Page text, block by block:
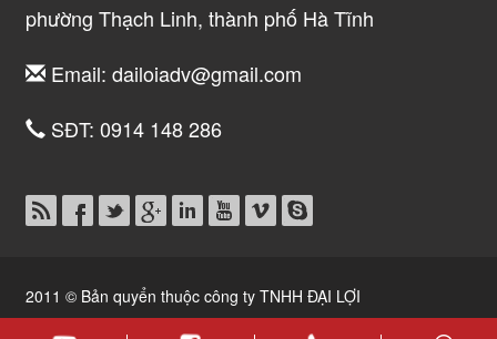
phường Thạch Linh, thành phố Hà Tĩnh
Email: dailoiadv@gmail.com
SĐT: 0914 148 286
2011 © Bản quyển thuộc công ty TNHH ĐẠI LỢI
Thiết kế website Hà Tĩnh